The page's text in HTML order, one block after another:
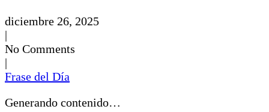
diciembre 26, 2025
|
No Comments
|
Frase del Día
Generando contenido…